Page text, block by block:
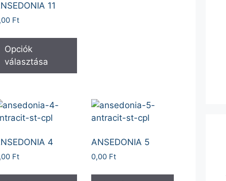
11
Ft
Opciók
választása
4
Ft
ANSEDONIA 5
0,00 Ft